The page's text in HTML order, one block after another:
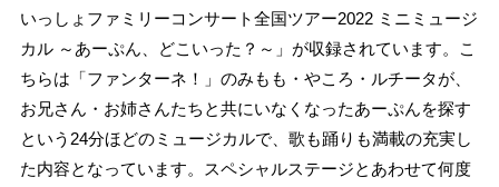
いっしょファミリーコンサート全国ツアー2022 ミニミュージ
カル ～あーぷん、どこいった？～」が収録されています。こ
ちらは「ファンターネ！」のみもも・やころ・ルチータが、
お兄さん・お姉さんたちと共にいなくなったあーぷんを探す
という24分ほどのミュージカルで、歌も踊りも満載の充実し
た内容となっています。スペシャルステージとあわせて何度